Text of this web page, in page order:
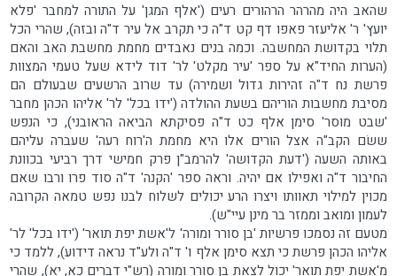
שהאב היה מהרהר הרהורים רעים ('אלף המגן' על התורה למחבר 'פלא
יועץ' ר' אליעזר פאפו דף קט ד"ה כי תקרב אל עיר ד"ה ובזה), שהרי הכל
תלוי בקדושת המחשבה. וכמה בנים נאבדים מחמת מחשבת האב והאם
(הערות החיד"א על ספר 'עיר מקלט' לר' דוד לידא שעל טעמי המצוות
פרשת נח ד"ה זהירות גדול ושמירה) עד שרוב הרשעים שבעולם הם
מסיבת מחשבות הוריהם בשעת ההולדה ('ידו בכל' לר' אליהו הכהן מחבר
'שבט מוסר' סימן אלף כט ד"ה פסיקתא הביאה הראובני), כי הנפש
ששׂם הקב"ה אצל הורים אלו היא מחמת ה'רוח רעה' שעברה עליהם
באותה השעה ('דעת הקדושה' להרמב"ן פרק חמישי דרך רביעי בכוונת
החיבור ד"ה ואפילו אם יהיה. וראה ספר 'הקנה' ד"ה סוד פרו ורבו שאם
מכוין למילוי תאוותו ויצרו הרע יכולים לשלוח לבנו נפש טמאה הקרובה
לעמון ומואב וממזר בר מינן עיי"ש).
מטעם זה נסמכו פרשיות 'בן סורר ומורה' ל'אשת יפת תואר' ('ידו בכל' לר'
אליהו הכהן פרשת כי תצא סימן אלף ו' ד"ה ולע"ד נראה דידוע), ללמד כי
מ'אשת יפת תואר' יכול לצאת בן סורר ומורה (רש"י דברים כא, יא), שהרי